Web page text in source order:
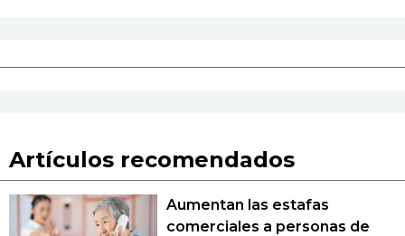
Artículos recomendados
Aumentan las estafas
comerciales a personas de